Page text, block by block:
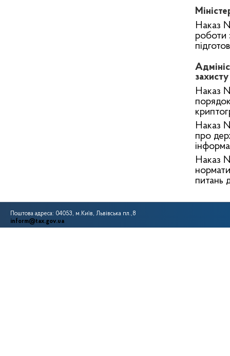
Наказ
роботи
Наказ
Наказ
про
Наказ
питань
Поштова адреса: 04053, м.Київ, Львівська пл.,8
inform@tax.gov.ua